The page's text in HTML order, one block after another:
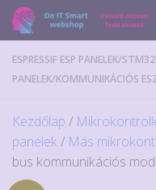
Skip to content
ESPRESSIF ESP PANELEK/STM32
PANELEK/KOMMUNIKÁCIÓS
Kezdőlap /
panelek / Más
bus kommunikációs